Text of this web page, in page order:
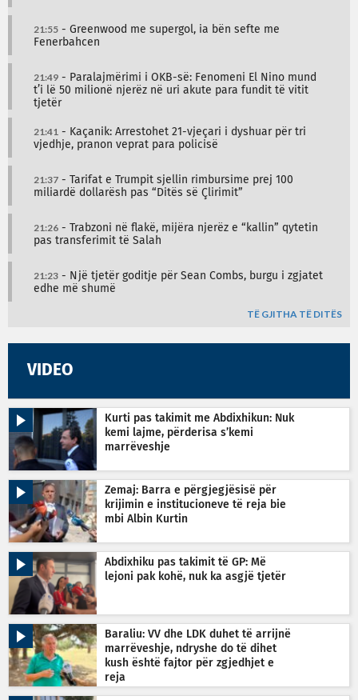
21:55 - Greenwood me supergol, ia bën sefte me
Fenerbahcen
21:49 - Paralajmërimi i OKB-së: Fenomeni El Nino mund
t’i lë 50 milionë njerëz në uri akute para fundit të vitit
tjetër
21:41 - Kaçanik: Arrestohet 21-vjeçari i dyshuar për tri
vjedhje, pranon veprat para policisë
21:37 - Tarifat e Trumpit sjellin rimbursime prej 100
miliardë dollarësh pas “Ditës së Çlirimit”
21:26 - Trabzoni në flakë, mijëra njerëz e “kallin” qytetin
pas transferimit të Salah
21:23 - Një tjetër goditje për Sean Combs, burgu i zgjatet
edhe më shumë
TË GJITHA TË DITËS
VIDEO
Kurti pas takimit me Abdixhikun: Nuk
kemi lajme, përderisa s’kemi
marrëveshje
Zemaj: Barra e përgjegjësisë për
krijimin e institucioneve të reja bie
mbi Albin Kurtin
Abdixhiku pas takimit të GP: Më
lejoni pak kohë, nuk ka asgjë tjetër
Baraliu: VV dhe LDK duhet të arrijnë
marrëveshje, ndryshe do të dihet
kush është fajtor për zgjedhjet e
reja